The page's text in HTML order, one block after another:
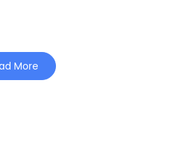
More